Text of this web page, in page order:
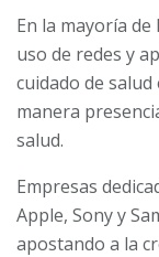
En la mayoría de
uso de redes y
cuidado de
manera
salud.
Empresas
Apple, Sony y
apostando a la